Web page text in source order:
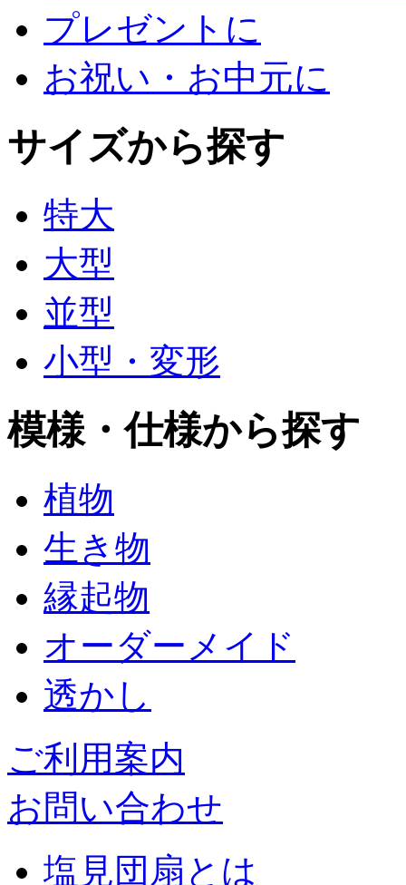
プレゼントに
お祝い・お中元に
サイズから探す
特大
大型
並型
小型・変形
模様・仕様から探す
植物
生き物
縁起物
オーダーメイド
透かし
ご利用案内
お問い合わせ
塩見団扇とは